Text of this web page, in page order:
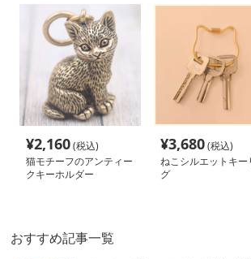
¥2,160(税込)
猫モチーフのアンティー
クキーホルダー
¥3,680(税込)
ねこシルエットキー
グ
おすすめ記事一覧